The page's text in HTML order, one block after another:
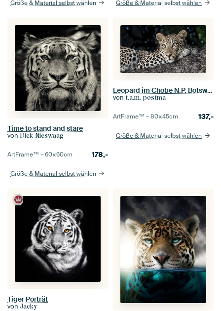
Größe & Material selbst wählen Größe & Material selbst wählen
Time to stand and stare
von Dick Nieswaag
ArtFrame™ –60×60cm 178,-
Größe & Material selbst wählen
Leopard im Chobe N.P. Botswana
von t.a.m. postma
ArtFrame™ –80×45cm 137,-
Größe & Material selbst wählen
Tiger Porträt
von Jacky